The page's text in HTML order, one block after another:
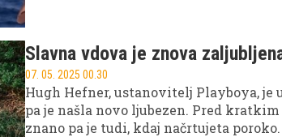
Slavna vdova je znova
07. 05. 2025 00.30
Hugh Hefner, ustanovitelj Playboya, je
pa je našla novo ljubezen. Pred
znano pa je tudi, kdaj načrtujeta poroko.